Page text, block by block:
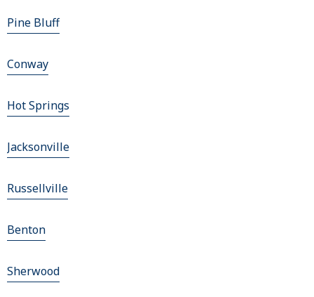
Pine Bluff
Conway
Hot Springs
Jacksonville
Russellville
Benton
Sherwood